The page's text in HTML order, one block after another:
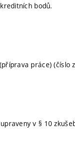
bodů.
práce) (číslo
v § 10